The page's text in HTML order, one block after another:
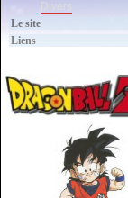
Le site
Liens